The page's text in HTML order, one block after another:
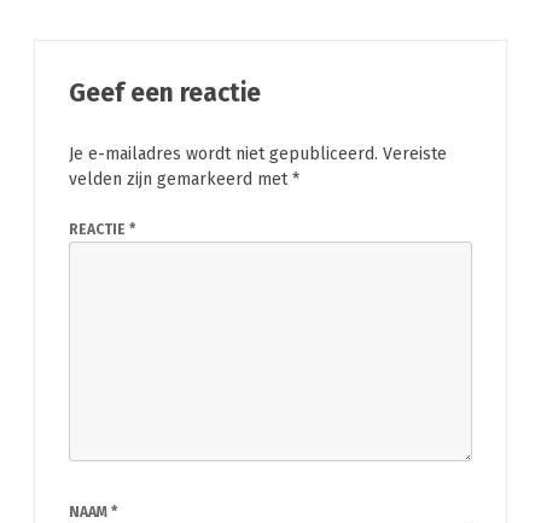
Geef een reactie
Je e-mailadres wordt niet gepubliceerd. Vereiste
velden zijn gemarkeerd met*
REACTIE *
NAAM *